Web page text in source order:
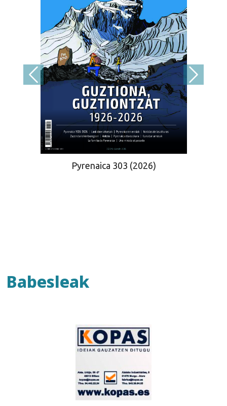
Pyrenaica 303 (2026)
Babesleak